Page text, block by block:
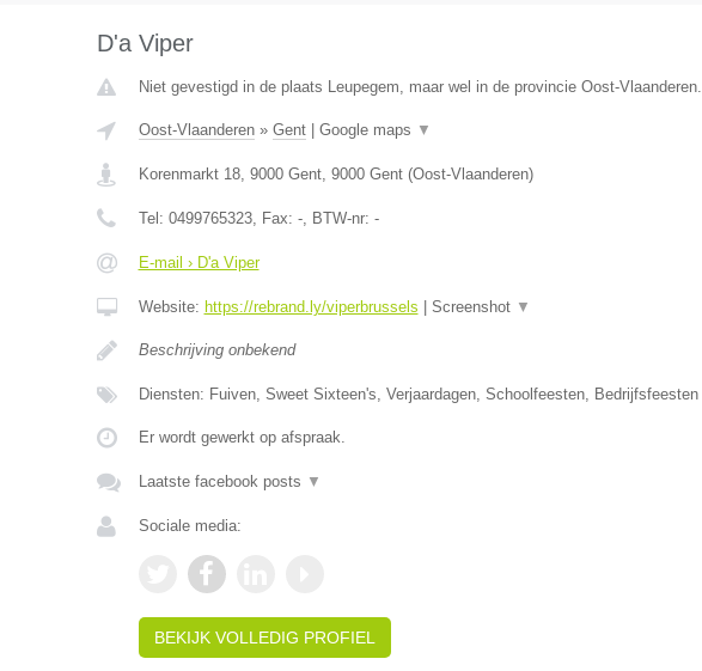
D'a Viper
Niet gevestigd in de plaats Leupegem, maar wel in de provincie Oost-Vlaanderen.
Oost-Vlaanderen» Gent| Google maps ▼
Korenmarkt 18, 9000 Gent, 9000 Gent(Oost-Vlaanderen)
Tel: 0499765323, Fax: -, BTW-nr: -
E-mail › D'a Viper
Website: https://rebrand.ly/viperbrussels Screenshot ▼
Beschrijving onbekend
Diensten: Fuiven, Sweet Sixteen's, Verjaardagen, Schoolfeesten, Bedrijfsfeesten
Er wordt gewerkt op afspraak.
Laatste facebook posts ▼
Sociale media:
BEKIJK VOLLEDIG PROFIEL